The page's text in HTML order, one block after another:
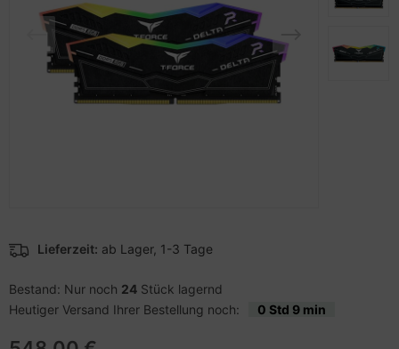
Lieferzeit: ab Lager, 1-3 Tage
Bestand: Nur noch 24 Stück lagernd
Heutiger Versand Ihrer Bestellung noch:
0 Std 9 min
& Video
und Navigation
Netzwerkgeräte
Folien, Etiketten
Drucker
& Tragebehältnisse
Tinten Minen